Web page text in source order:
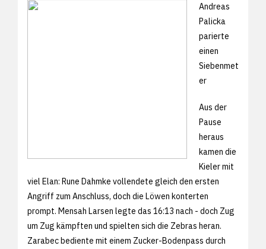
Andreas
Palicka
parierte
einen
Siebenmet
er
Aus der
Pause
heraus
kamen die
Kieler mit
viel Elan: Rune Dahmke vollendete gleich den ersten
Angriff zum Anschluss, doch die Löwen konterten
prompt. Mensah Larsen legte das 16:13 nach - doch Zug
um Zug kämpften und spielten sich die Zebras heran.
Zarabec bediente mit einem Zucker-Bodenpass durch